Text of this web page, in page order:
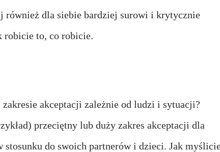
również dla siebie bardziej surowi i krytycznie
robicie to, co robicie.
akceptacji zależnie od ludzi i sytuacji?
przeciętny lub duży zakres akceptacji dla
do swoich partnerów i dzieci. Jak